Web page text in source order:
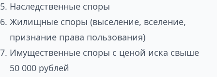
Наследственные споры
Жилищные споры (выселение, вселение,
признание права пользования)
Имущественные споры с ценой иска свыше
50 000 рублей